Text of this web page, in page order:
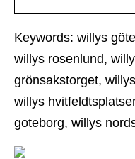
Keywords: willys
willys rosenlund,
grönsakstorget,
willys
goteborg, willys